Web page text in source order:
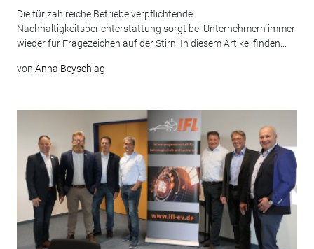
Die für zahlreiche Betriebe verpflichtende
Nachhaltigkeitsberichterstattung sorgt bei Unternehmern immer
wieder für Fragezeichen auf der Stirn. In diesem Artikel finden...
von Anna Beyschlag